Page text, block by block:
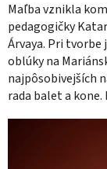
Maľba vznikla
pedagogičky
Árvaya. Pri tvorbe
oblúky na
najpôsobivejších
rada balet a